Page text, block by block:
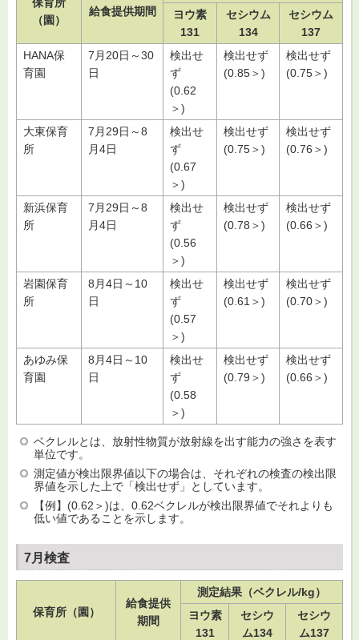
保育所
（園）
給食提供期間
ヨウ素
131
セシウム
134
セシウム
137
HANA保
育園
7月20日～30
日
検出せ
ず
(0.62
＞)
検出せず
(0.85＞)
検出せず
(0.75＞)
大東保育
所
7月29日～8
月4日
検出せ
ず
(0.67
＞)
検出せず
(0.75＞)
検出せず
(0.76＞)
新浜保育
所
7月29日～8
月4日
検出せ
ず
(0.56
＞)
検出せず
(0.78＞)
検出せず
(0.66＞)
岩園保育
所
8月4日～10
日
検出せ
ず
(0.57
＞)
検出せず
(0.61＞)
検出せず
(0.70＞)
あゆみ保
育園
8月4日～10
日
検出せ
ず
(0.58
＞)
検出せず
(0.79＞)
検出せず
(0.66＞)
ベクレルとは、放射性物質が放射線を出す能力の強さを表す
単位です。
測定値が検出限界値以下の場合は、それぞれの検査の検出限
界値を示した上で「検出せず」としています。
【例】(0.62＞)は、0.62ベクレルが検出限界値でそれよりも
低い値であることを示します。
7月検査
保育所（園）
給食提供
期間
測定結果（ベクレル/kg）
ヨウ素
131
セシウ
ム134
セシウ
ム137